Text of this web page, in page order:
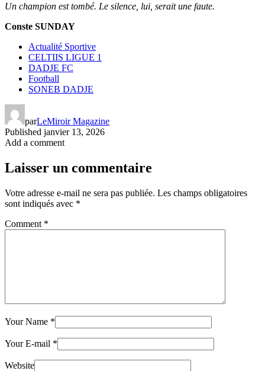
Un champion est tombé. Le silence, lui, serait une faute.
Conste SUNDAY
Actualité Sportive
CELTIIS LIGUE 1
DADJE FC
Football
SONEB DADJE
parLeMiroir Magazine
Published janvier 13, 2026
Add a comment
Laisser un commentaire
Votre adresse e-mail ne sera pas publiée. Les champs obligatoires
sont indiqués avec *
Comment *
Your Name *
Your E-mail *
Website